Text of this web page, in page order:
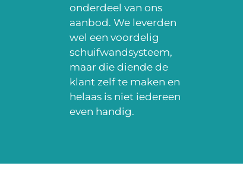
onderdeel van ons
aanbod. We leverden
wel een voordelig
schuifwandsysteem,
maar die diende de
klant zelf te maken en
helaas is niet iedereen
even handig.